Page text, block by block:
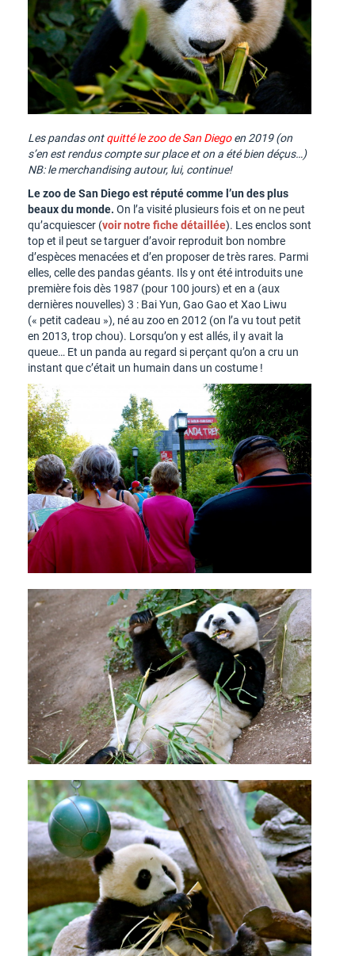
Les pandas ontquitté le zoo de San Diegoen 2019 (on
s’en est rendus compte sur place et on a été bien déçus…)
NB: le merchandising autour, lui, continue!
Le zoo de San Diego est réputé comme l’un des plus
beaux du monde. On l’a visité plusieurs fois et on ne peut
qu’acquiescer (voir notre fiche détaillée). Les enclos sont
top et il peut se targuer d’avoir reproduit bon nombre
d’espèces menacées et d’en proposer de très rares. Parmi
elles, celle des pandas géants. Ils y ont été introduits une
première fois dès 1987 (pour 100 jours) et en a (aux
dernières nouvelles) 3 : Bai Yun, Gao Gao et Xao Liwu
(« petit cadeau »), né au zoo en 2012 (on l’a vu tout petit
en 2013, trop chou). Lorsqu’on y est allés, il y avait la
queue… Et un panda au regard si perçant qu’on a cru un
instant que c’était un humain dans un costume !